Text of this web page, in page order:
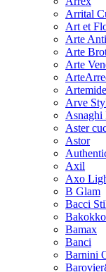
Arrital
Art et
Arte
Arte
Arte
Artemide
Arve
Asnaghi
Aster
Astor
Axil
Axo
B Glam
Bacci
Bakokko
Bamax
Banci
Barnini